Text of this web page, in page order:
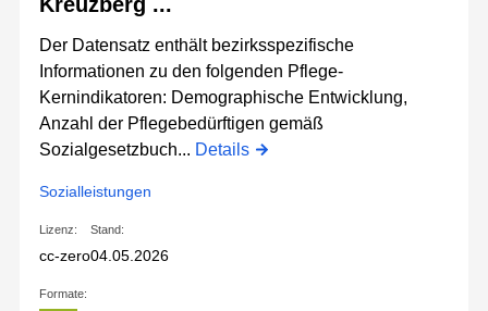
Der Datensatz enthält bezirksspezifische
Informationen zu den folgenden Pflege-
Kernindikatoren: Demographische Entwicklung,
Anzahl der Pflegebedürftigen gemäß
Sozialgesetzbuch... Details
Sozialleistungen
Lizenz:
cc-zero
Stand:
04.05.2026
Formate: